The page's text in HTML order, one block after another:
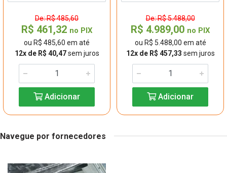
De: R$ 485,60
R$ 461,32 no PIX
ou R$ 485,60 em até
12x de R$ 40,47sem juros
Adicionar
De: R$ 5.488,00
R$ 4.989,00 no PIX
ou R$ 5.488,00 em até
12x de R$ 457,33 sem juros
Adicionar
Navegue por fornecedores